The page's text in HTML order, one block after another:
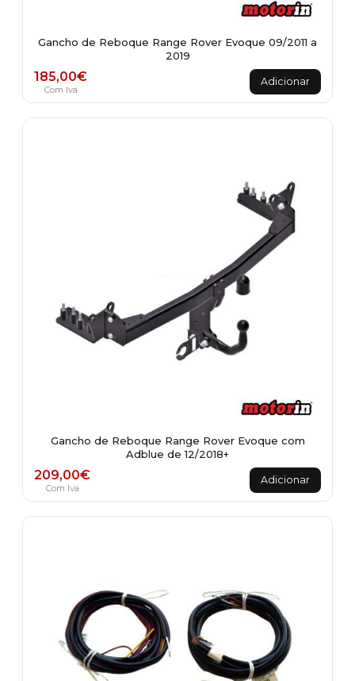
Gancho de Reboque Range Rover Evoque 09/2011 a
2019
185,00€
Com Iva
Adicionar
Gancho de Reboque Range Rover Evoque com
Adblue de 12/2018+
209,00€
Com Iva
Adicionar